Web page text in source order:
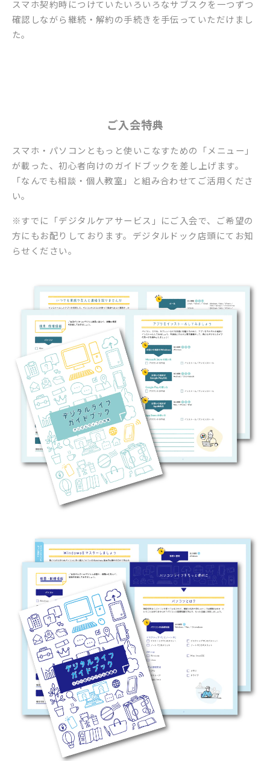
スマホ契約時につけていたいろいろなサブスクを一つずつ
確認しながら継続・解約の手続きを手伝っていただけまし
た。
ご入会特典
スマホ・パソコンともっと使いこなすための「メニュー」
が載った、初心者向けのガイドブックを差し上げます。
「なんでも相談・個人教室」と組み合わせてご活用くださ
い。
※すでに「デジタルケアサービス」にご入会で、ご希望の
方にもお配りしております。デジタルドック店頭にてお知
らせください。